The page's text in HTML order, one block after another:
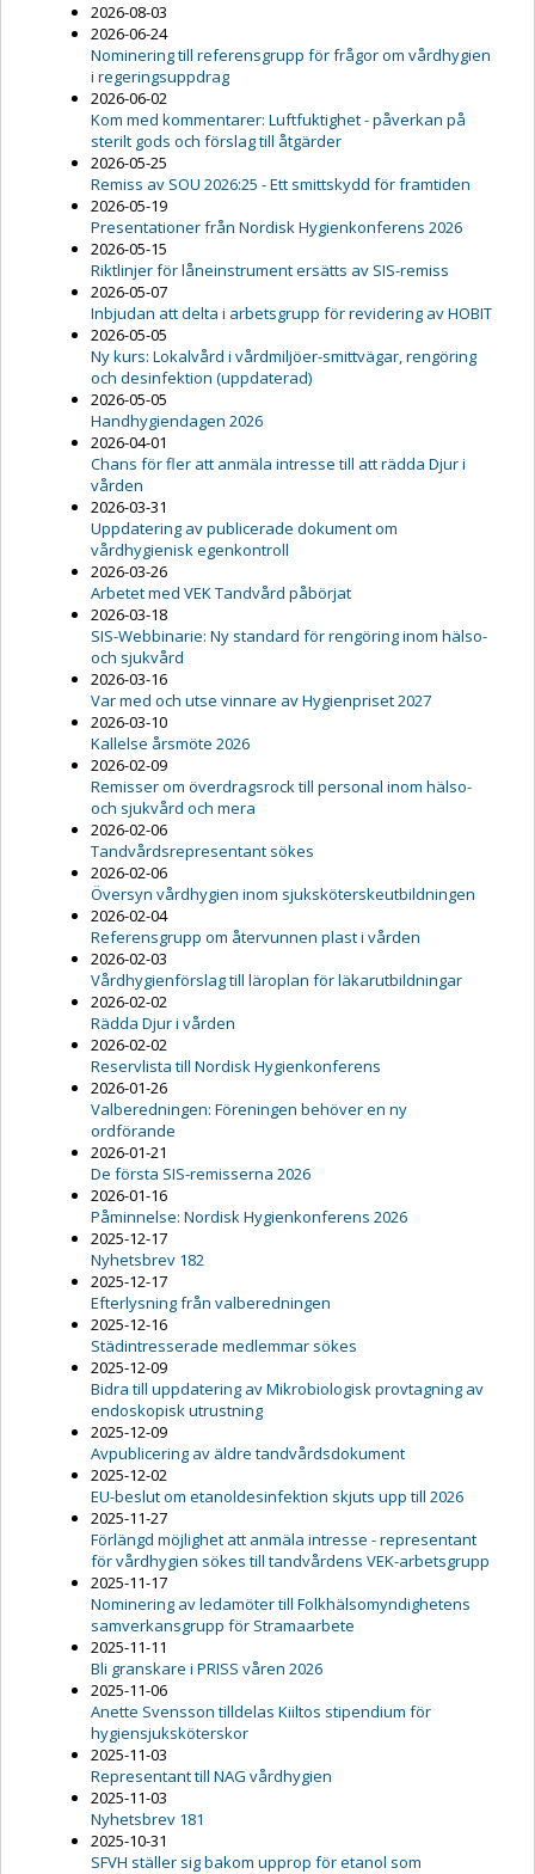
2026-08-03
2026-06-24
Nominering till referensgrupp för frågor om vårdhygien
i regeringsuppdrag
2026-06-02
Kom med kommentarer: Luftfuktighet - påverkan på
sterilt gods och förslag till åtgärder
2026-05-25
Remiss av SOU 2026:25 - Ett smittskydd för framtiden
2026-05-19
Presentationer från Nordisk Hygienkonferens 2026
2026-05-15
Riktlinjer för låneinstrument ersätts av SIS-remiss
2026-05-07
Inbjudan att delta i arbetsgrupp för revidering av HOBIT
2026-05-05
Ny kurs: Lokalvård i vårdmiljöer-smittvägar, rengöring
och desinfektion (uppdaterad)
2026-05-05
Handhygiendagen 2026
2026-04-01
Chans för fler att anmäla intresse till att rädda Djur i
vården
2026-03-31
Uppdatering av publicerade dokument om
vårdhygienisk egenkontroll
2026-03-26
Arbetet med VEK Tandvård påbörjat
2026-03-18
SIS-Webbinarie: Ny standard för rengöring inom hälso-
och sjukvård
2026-03-16
Var med och utse vinnare av Hygienpriset 2027
2026-03-10
Kallelse årsmöte 2026
2026-02-09
Remisser om överdragsrock till personal inom hälso-
och sjukvård och mera
2026-02-06
Tandvårdsrepresentant sökes
2026-02-06
Översyn vårdhygien inom sjuksköterskeutbildningen
2026-02-04
Referensgrupp om återvunnen plast i vården
2026-02-03
Vårdhygienförslag till läroplan för läkarutbildningar
2026-02-02
Rädda Djur i vården
2026-02-02
Reservlista till Nordisk Hygienkonferens
2026-01-26
Valberedningen: Föreningen behöver en ny
ordförande
2026-01-21
De första SIS-remisserna 2026
2026-01-16
Påminnelse: Nordisk Hygienkonferens 2026
2025-12-17
Nyhetsbrev 182
2025-12-17
Efterlysning från valberedningen
2025-12-16
Städintresserade medlemmar sökes
2025-12-09
Bidra till uppdatering av Mikrobiologisk provtagning av
endoskopisk utrustning
2025-12-09
Avpublicering av äldre tandvårdsdokument
2025-12-02
EU-beslut om etanoldesinfektion skjuts upp till 2026
2025-11-27
Förlängd möjlighet att anmäla intresse - representant
för vårdhygien sökes till tandvårdens VEK-arbetsgrupp
2025-11-17
Nominering av ledamöter till Folkhälsomyndighetens
samverkansgrupp för Stramaarbete
2025-11-11
Bli granskare i PRISS våren 2026
2025-11-06
Anette Svensson tilldelas Kiiltos stipendium för
hygiensjuksköterskor
2025-11-03
Representant till NAG vårdhygien
2025-11-03
Nyhetsbrev 181
2025-10-31
SFVH ställer sig bakom upprop för etanol som